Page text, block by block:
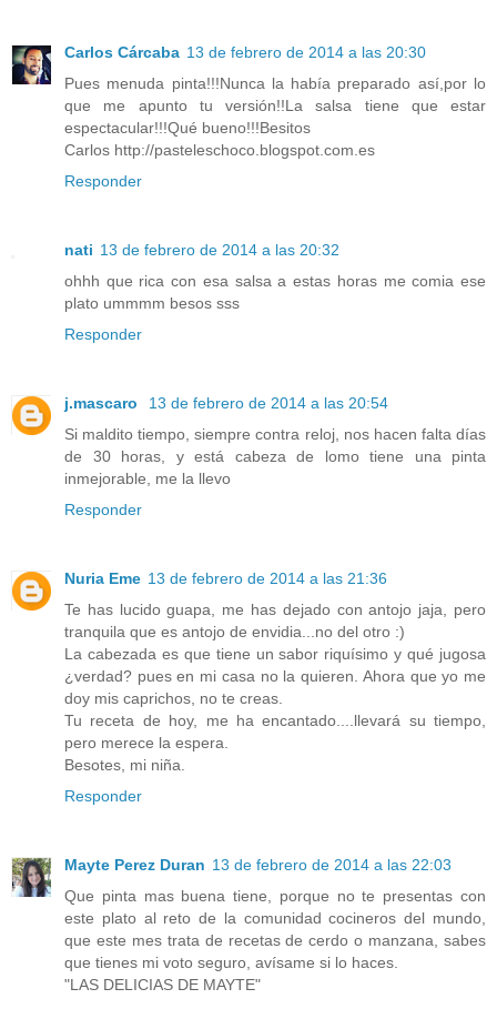
Carlos Cárcaba 13 de febrero de 2014 a las 20:30
Pues menuda pinta!!!Nunca la había preparado así,por lo
que me apunto tu versión!!La salsa tiene que estar
espectacular!!!Qué bueno!!!Besitos
Carlos http://pasteleschoco.blogspot.com.es
Responder
nati 13 de febrero de 2014 a las 20:32
ohhh que rica con esa salsa a estas horas me comia ese
plato ummmm besos sss
Responder
j.mascaro
13 de febrero de 2014 a las 20:54
Si maldito tiempo, siempre contra reloj, nos hacen falta días
de 30 horas, y está cabeza de lomo tiene una pinta
inmejorable, me la llevo
Responder
Nuria Eme 13 de febrero de 2014 a las 21:36
Te has lucido guapa, me has dejado con antojo jaja, pero
tranquila que es antojo de envidia...no del otro :)
La cabezada es que tiene un sabor riquísimo y qué jugosa
¿verdad? pues en mi casa no la quieren. Ahora que yo me
doy mis caprichos, no te creas.
Tu receta de hoy, me ha encantado....llevará su tiempo,
pero merece la espera.
Besotes, mi niña.
Responder
Mayte Perez Duran 13 de febrero de 2014 a las 22:03
Que pinta mas buena tiene, porque no te presentas con
este plato al reto de la comunidad cocineros del mundo,
que este mes trata de recetas de cerdo o manzana, sabes
que tienes mi voto seguro, avísame si lo haces.
"LAS DELICIAS DE MAYTE"